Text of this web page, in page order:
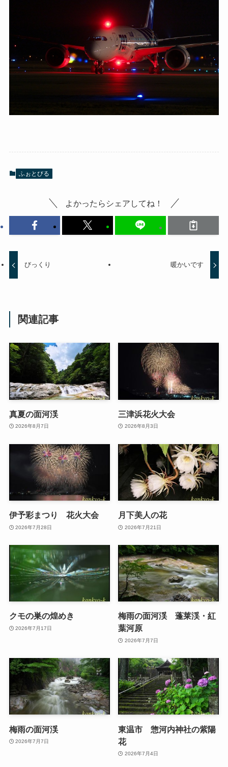
ふぉとびる
よかったらシェアしてね！
びっくり 暖かいです
関連記事
真夏の面河渓
2026年8月7日
三津浜花火大会
2026年8月3日
伊予彩まつり 花火大会
2026年7月28日
月下美人の花
2026年7月21日
クモの巣の煌めき
2026年7月17日
梅雨の面河渓 蓬莱渓・紅
葉河原
2026年7月7日
梅雨の面河渓
2026年7月7日
東温市 惣河内神社の紫陽
花
2026年7月4日